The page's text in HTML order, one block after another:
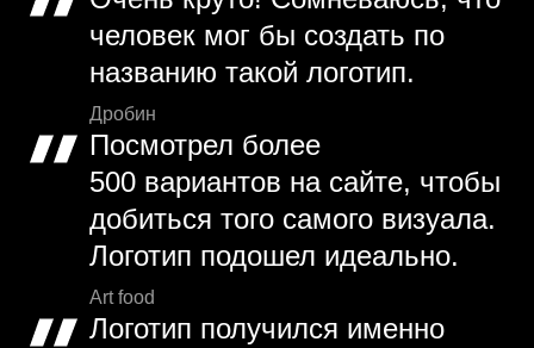
человек мог бы создать по
названию такой логотип.
Дробин
Посмотрел более
500 вариантов на сайте, чтобы
добиться того самого визуала.
Логотип подошел идеально.
Art food
Логотип получился именно